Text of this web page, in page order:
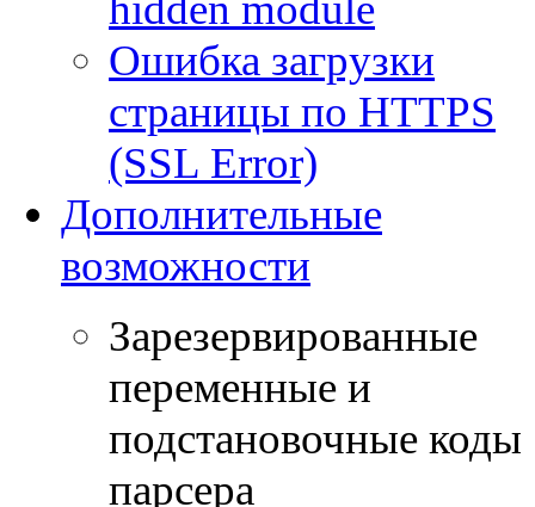
Ошибка загрузки
страницы по HTTPS
(SSL Error)
Дополнительные
возможности
Зарезервированные
переменные и
подстановочные коды
парсера